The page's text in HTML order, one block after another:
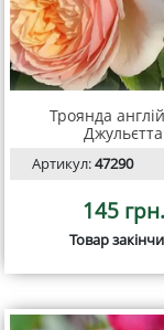
Троянда
Джульєтта
Артикул:47290
145 грн.
Товар